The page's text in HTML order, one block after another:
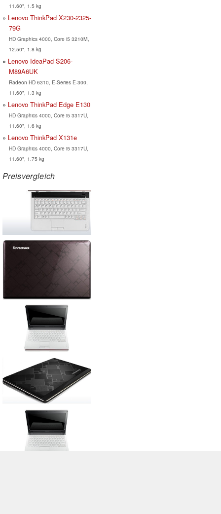
11.60", 1.5 kg
Lenovo ThinkPad X230-2325-
79G
HD Graphics 4000, Core i5 3210M,
12.50", 1.8 kg
Lenovo IdeaPad S206-
M89A6UK
Radeon HD 6310, E-Series E-300,
11.60", 1.3 kg
Lenovo ThinkPad Edge E130
HD Graphics 4000, Core i5 3317U,
11.60", 1.6 kg
Lenovo ThinkPad X131e
HD Graphics 4000, Core i5 3317U,
11.60", 1.75 kg
Preisvergleich